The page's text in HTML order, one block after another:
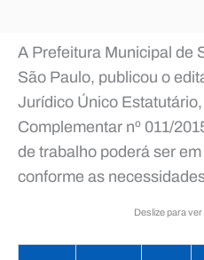
A Prefeitura Municipal de
São Paulo, publicou o
Jurídico Único
Complementar nº 011/
de trabalho poderá ser
conforme as
Deslize para